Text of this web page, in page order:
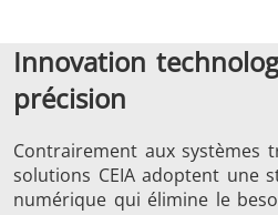
Innovation
précision
Contrairement aux systèmes
solutions CEIA adoptent une
numérique qui élimine le